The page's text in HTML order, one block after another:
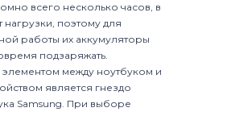
всего несколько часов, в
нагрузки, поэтому для
работы их аккумуляторы
подзаряжать.
между ноутбуком и
является гнездо
Samsung. При выборе